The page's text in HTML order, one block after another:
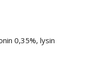
0,35%, lysin